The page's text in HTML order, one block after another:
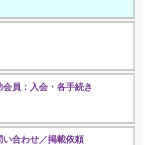
員：入会・各手続き
い合わせ／掲載依頼